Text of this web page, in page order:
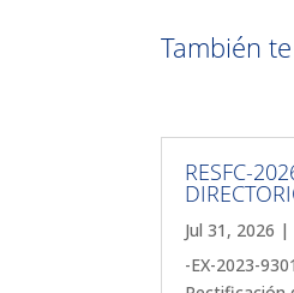
También
RESFC-
Jul 31, 2026 |
-EX-2023-